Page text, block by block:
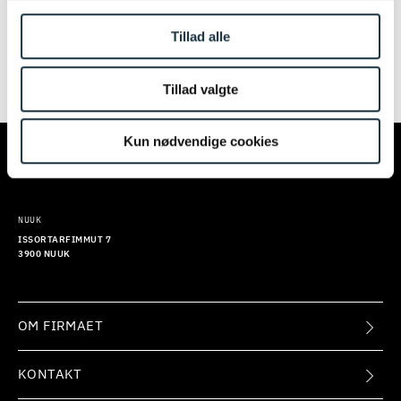
Tillad alle
Tillad valgte
Kun nødvendige cookies
igen senere. Vi beklager ulejligheden.
TILMELD
1560 KØBENHAVN V
EUROPAPLADS 8
8000 AARHUS C
NUUK
ISSORTARFIMMUT 7
3900 NUUK
OM FIRMAET
KONTAKT